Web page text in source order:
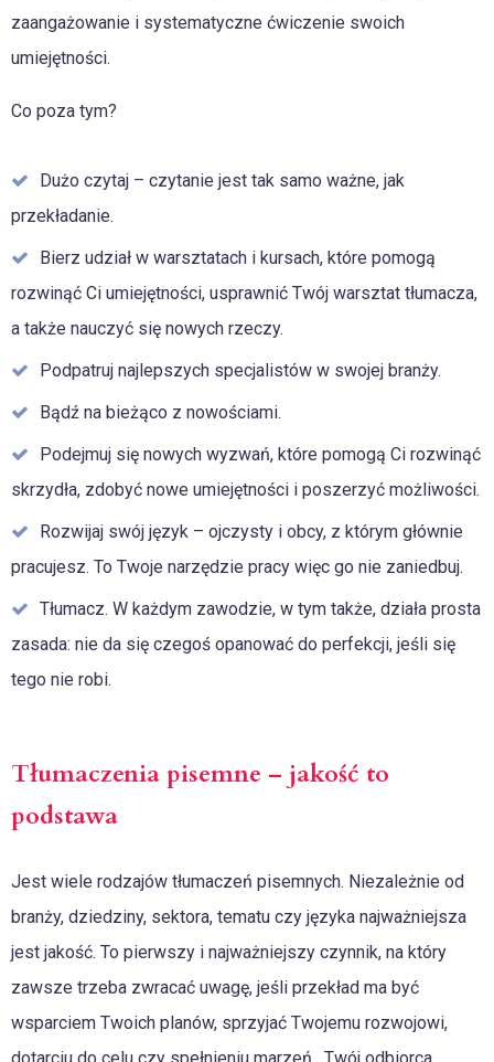
zaangażowanie i systematyczne ćwiczenie swoich
umiejętności.
Co poza tym?
Dużo czytaj – czytanie jest tak samo ważne, jak
przekładanie.
Bierz udział w warsztatach i kursach, które pomogą
rozwinąć Ci umiejętności, usprawnić Twój warsztat tłumacza,
a także nauczyć się nowych rzeczy.
Podpatruj najlepszych specjalistów w swojej branży.
Bądź na bieżąco z nowościami.
Podejmuj się nowych wyzwań, które pomogą Ci rozwinąć
skrzydła, zdobyć nowe umiejętności i poszerzyć możliwości.
Rozwijaj swój język – ojczysty i obcy, z którym głównie
pracujesz. To Twoje narzędzie pracy więc go nie zaniedbuj.
Tłumacz. W każdym zawodzie, w tym także, działa prosta
zasada: nie da się czegoś opanować do perfekcji, jeśli się
tego nie robi.
Tłumaczenia pisemne – jakość to
podstawa
Jest wiele rodzajów tłumaczeń pisemnych. Niezależnie od
branży, dziedziny, sektora, tematu czy języka najważniejsza
jest jakość. To pierwszy i najważniejszy czynnik, na który
zawsze trzeba zwracać uwagę, jeśli przekład ma być
wsparciem Twoich planów, sprzyjać Twojemu rozwojowi,